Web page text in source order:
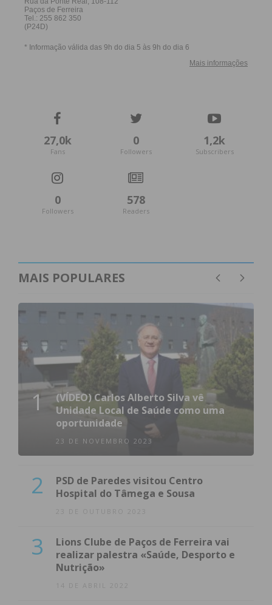
27,0k
Fans
0
Followers
1,2k
Subscribers
0
Followers
578
Readers
MAIS POPULARES
1
(VÍDEO) Carlos Alberto Silva vê
Unidade Local de Saúde como uma
oportunidade
23 DE NOVEMBRO 2023
2
PSD de Paredes visitou Centro
Hospital do Tâmega e Sousa
23 DE OUTUBRO 2023
3
Lions Clube de Paços de Ferreira vai
realizar palestra «Saúde, Desporto e
Nutrição»
14 DE ABRIL 2022